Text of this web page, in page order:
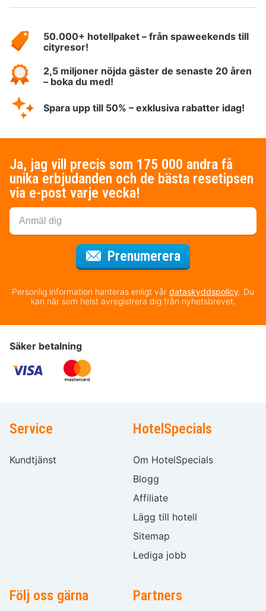
HotelSpecials50.000+ hotellpaket – från spaweekends till
cityresor!
2,5 miljoner nöjda gäster de senaste 20 åren
– boka du med!
Spara upp till 50% – exklusiva rabatter idag!
Ja, jag vill precis som 175 000 andra få
unika erbjudanden och de bästa resetipsen
via e-post varje vecka!
Prenumerera
Personlig information hanteras enligt vår dataskyddspolicy. Du
kan när som helst avregistrera dig från nyhetsbrevet.
Säker betalning
Service
Kundtjänst
HotelSpecials
Om HotelSpecials
Blogg
Affiliate
Lägg till hotell
Sitemap
Lediga jobb
Följ oss gärna Partners